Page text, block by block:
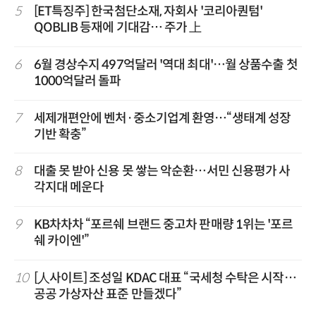
5
[ET특징주] 한국첨단소재, 자회사 '코리아퀀텀'
QOBLIB 등재에 기대감… 주가 上
6
6월 경상수지 497억달러 '역대 최대'…월 상품수출 첫
1000억달러 돌파
7
세제개편안에 벤처·중소기업계 환영…“생태계 성장
기반 확충”
8
대출 못 받아 신용 못 쌓는 악순환…서민 신용평가 사
각지대 메운다
9
KB차차차 “포르쉐 브랜드 중고차 판매량 1위는 '포르
쉐 카이엔'”
10
[人사이트] 조성일 KDAC 대표 “국세청 수탁은 시작…
공공 가상자산 표준 만들겠다”